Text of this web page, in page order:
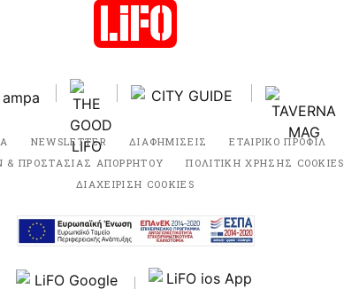
NEWSLETTER ΔΙΑΦΗΜΙΣΕΙΣ ΕΤΑΙΡΙΚΟ ΠΡΟΦΙΛ
& ΠΡΟΣΤΑΣΙΑΣ ΑΠΟΡΡΗΤΟΥ
ΠΟΛΙΤΙΚΗ ΧΡΗΣΗΣ COOKIES
ΔΙΑΧΕΙΡΙΣΗ COOKIES